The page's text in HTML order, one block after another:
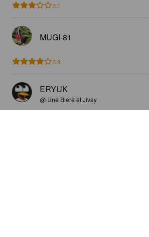
3.1
MUGI-81
3.9
ERYUK
@ Une Bière et Jivay